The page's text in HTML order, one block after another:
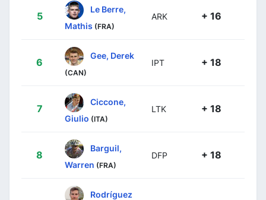
5
Le Berre,
Mathis (FRA)
ARK + 16
6
Gee, Derek
(CAN)
IPT + 18
7
Ciccone,
Giulio (ITA)
LTK + 18
8
Barguil,
Warren (FRA)
DFP + 18
Rodríguez